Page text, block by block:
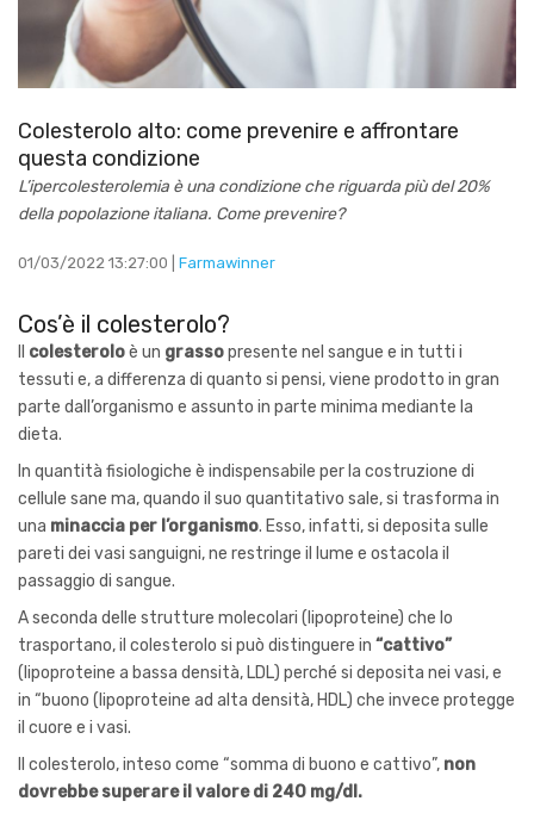
Colesterolo alto: come prevenire e affrontare
questa condizione
L’ipercolesterolemia è una condizione che riguarda più del 20%
della popolazione italiana. Come prevenire?
01/03/2022 13:27:00 | Farmawinner
Cos’è il colesterolo?
colesteroloè un grassopresente nel sangue e in tutti i
tessuti e, a differenza di quanto si pensi, viene prodotto in gran
parte dall’organismo e assunto in parte minima mediante la
dieta.
In quantità fisiologiche è indispensabile per la costruzione di
cellule sane ma, quando il suo quantitativo sale, si trasforma in
una minaccia per l’organismo. Esso, infatti, si deposita sulle
pareti dei vasi sanguigni, ne restringe il lume e ostacola il
passaggio di sangue.
A seconda delle strutture molecolari (lipoproteine) che lo
trasportano, il colesterolo si può distinguere in “cattivo”
(lipoproteine a bassa densità, LDL) perché si deposita nei vasi, e
in “buono (lipoproteine ad alta densità, HDL) che invece protegge
il cuore e i vasi.
Il colesterolo, inteso come “somma di buono e cattivo”, non
dovrebbe superare il valore di 240 mg/dl.